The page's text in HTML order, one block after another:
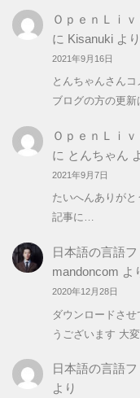
リ
ー
ＯｐｅｎＬｉ
に Kisanukiより
2021年9月16日
とんちゃんさんコ
ブログの方の更
ＯｐｅｎＬｉ
に とんちゃん
2021年9月7日
たいへんありが
記事に…
日本語の言語フ
mandoncom よ
2020年12月28日
ダウンロードさ
うございます 大
日本語の言語フ
より